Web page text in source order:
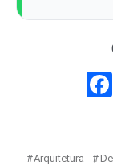
Arquitetura